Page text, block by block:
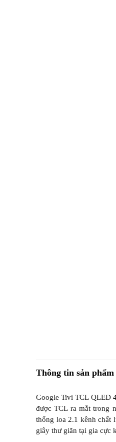
Thông tin sản phẩm
Google Tivi TCL QLED
được TCL ra mắt trong
thống loa 2.1 kênh chất
giây thư giãn tại gia cực